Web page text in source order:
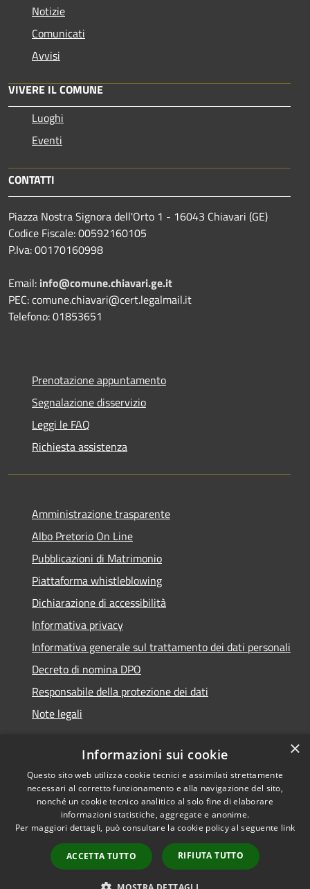
Notizie
Comunicati
Avvisi
VIVERE IL COMUNE
Luoghi
Eventi
CONTATTI
Piazza Nostra Signora dell'Orto 1 - 16043 Chiavari (GE)
Codice Fiscale: 00592160105
P.Iva: 00170160998
Email: info@comune.chiavari.ge.it
PEC: comune.chiavari@cert.legalmail.it
Telefono: 01853651
Prenotazione appuntamento
Segnalazione disservizio
Leggi le FAQ
Richiesta assistenza
Amministrazione trasparente
Albo Pretorio On Line
Pubblicazioni di Matrimonio
Piattaforma whistleblowing
Dichiarazione di accessibilità
Informativa privacy
Informativa generale sul trattamento dei dati personali
Decreto di nomina DPO
Responsabile della protezione dei dati
Note legali
RSS
Accessibilità
Cookie
Mappa del sito
Piano di miglioramento
© 2021 - 2026 Comune di
Chiavari -Area Riservata
×
Informazioni sui cookie
Questo sito web utilizza cookie tecnici e assimilati strettamente
necessari al corretto funzionamento e alla navigazione del sito,
nonché un cookie tecnico analitico al solo fine di elaborare
informazioni statistiche, aggregate e anonime.
Per maggiori dettagli, può consultare la cookie policy al seguente link
ACCETTA TUTTO RIFIUTA TUTTO